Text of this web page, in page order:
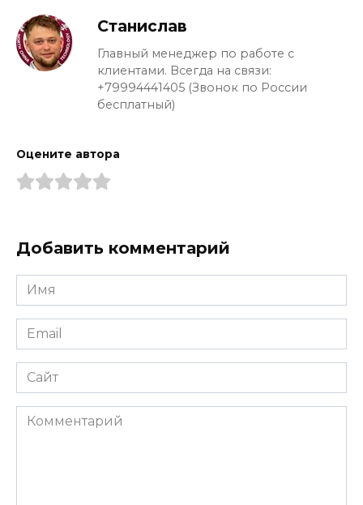
Станислав
Главный менеджер по работе с
клиентами. Всегда на связи:
+79994441405 (Звонок по России
бесплатный)
Оцените автора
Добавить комментарий
Имя
*
Email
*
Сайт
Комментарий